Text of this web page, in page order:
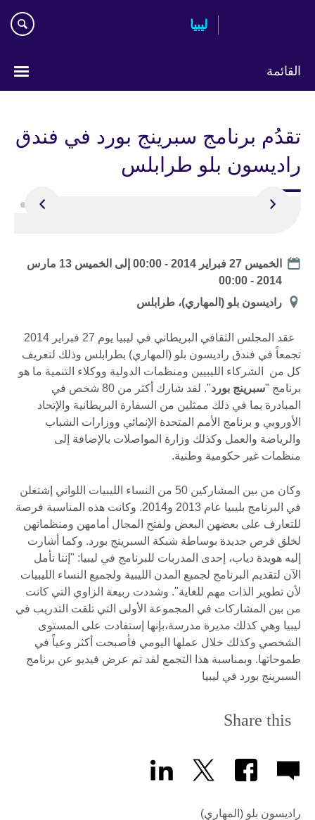
ليبيا
القائمة
language
تقدُم برنامج سبرينج بورد في فندق
راديسون بلو طرابلس
Date
الخميس 27 فبراير 2014 - 00:00 إلى
الخميس 13 مارس
2014 - 00:00
الموقع
راديسون بلو (المهاري)، طرابلس
عقد المجلس الثقافي البريطاني في ليبيا يوم 27 فبراير 2014
تجمعاً في فندق راديسون بلو (المهاري) بطرابلس وذلك لتعريف
كل من الشركاء الليبيين ومنظمات الدولية ووكلاء التنمية ما هو
برنامج "سبرينج بورد
". لقد شارك أكثر من 80 شخص في
المبادرة بما في ذلك ممثلين من السفارة البريطانية والإتحاد
الأوروبي و برنامج الأمم المتحدة الإنمائي ووزارات الشباب
والرياضة والعمل وكذلك وزارة المواصلات بالإضافة إلى
منظمات غير حكومية وطنية.
وكان من بين المشاركين 50 من النساء الليبيات اللواتي إشتغلن
في البرنامج بليبيا عام 2013 و2014. وكانت هذه المناسبة فرصة
للتعارف على بعضهن البعض ولفتح المجال أمامهن ومنظماتهن
لخلق فرص جديدة بوساطة شبكة السبرينج بورد. وكما أشارت
إليه هويدة دياب، إحدى المدربات للبرنامج في ليبيا: "إننا نأمل
الآن لتقديم البرنامج لجميع المدن الليبية ولجميع النساء الليبيات
لأن تطوير الذات مهم للغاية". وشددت ربيعة الزاوي التي كانت
من بين المشاركات في المجموعة الأولى التي تلقت التدريب في
ليبيا وهي كذلك مديرة مدرسة،بإنها إستفادت على المستوى
الشخصي وكذلك خلال عملها اليومي فأصبحت أكثر وعياً في
طموحاتها. وبمناسبة هذا التجمع لقد تم عرض فيديو عن برنامج
السبرينج بورد في ليبيا
Share this
راديسون بلو (المهاري)